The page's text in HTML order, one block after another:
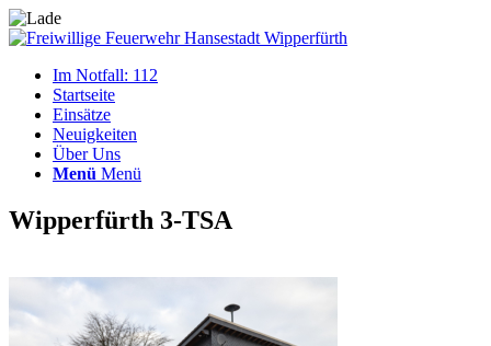
Im Notfall: 112
Startseite
Einsätze
Neuigkeiten
Über Uns
Menü Menü
Wipperfürth 3-TSA